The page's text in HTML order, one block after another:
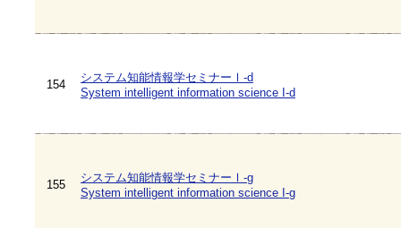
154
システム知能情報学セミナーⅠ-d
System intelligent information science I-d
155
システム知能情報学セミナーⅠ-g
System intelligent information science I-g